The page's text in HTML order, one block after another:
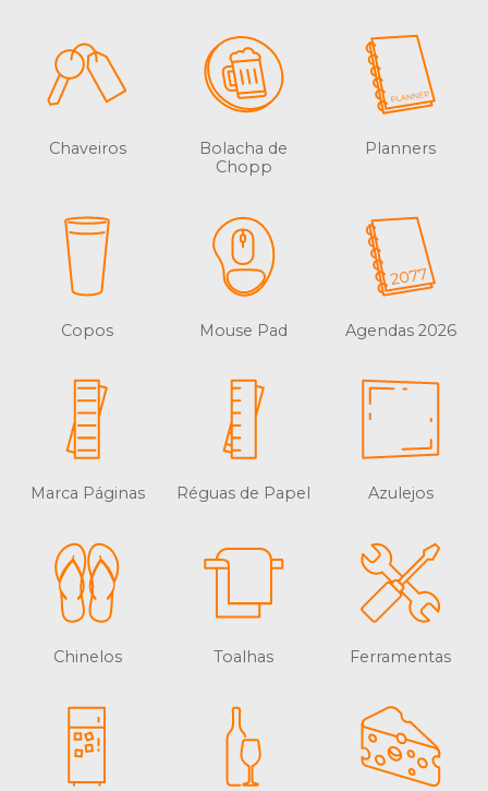
Chaveiros
Bolacha de
Chopp
Planners
Copos Mouse Pad Agendas 2026
Marca Páginas Réguas de Papel Azulejos
Chinelos Toalhas Ferramentas